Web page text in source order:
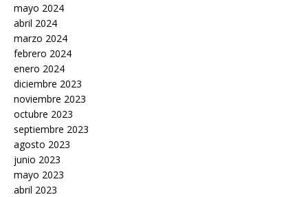
mayo 2024
abril 2024
marzo 2024
febrero 2024
enero 2024
diciembre 2023
noviembre 2023
octubre 2023
septiembre 2023
agosto 2023
junio 2023
mayo 2023
abril 2023